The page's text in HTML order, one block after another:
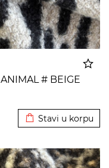
# BEIGE
Stavi u korpu